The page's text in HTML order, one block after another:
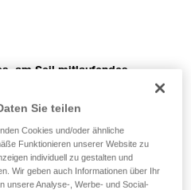
am Seil mitlaufendes
und begleitet Sie in
in in schwer
normalen Gebrauch während
sich das Gerät
Sie teilen
Cookies und/oder ähnliche
Funktionieren unserer Website zu
individuell zu gestalten und
Wir geben auch Informationen über Ihr
unsere Analyse-, Werbe- und Social-